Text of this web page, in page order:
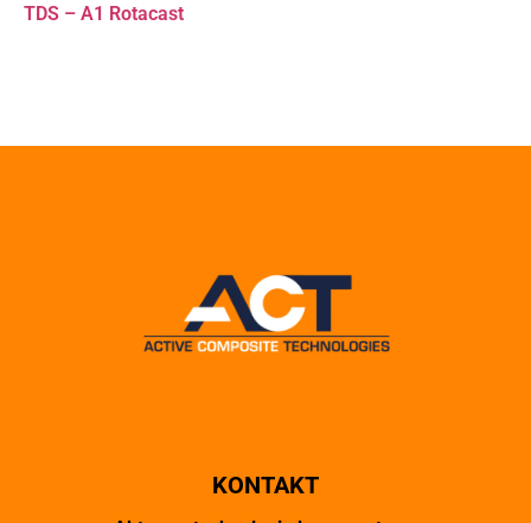
TDS – A1 Rotacast
KONTAKT